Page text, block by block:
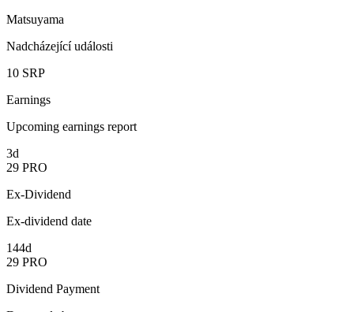
Matsuyama
Nadcházející události
10 SRP
Earnings
Upcoming earnings report
3d
29 PRO
Ex-Dividend
Ex-dividend date
144d
29 PRO
Dividend Payment